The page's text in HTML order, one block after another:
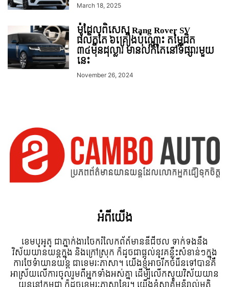
March 18, 2025
ម៉ូដែលពិសេស Rang Rover SV
ផលិតតែ ៦គ្រឿងប៉ុណ្ណោះ តម្លៃជិត
៣៤មុឺនដុល្លារ មានលក់តែនៅទីផ្សារមួយ
នេះ
November 26, 2024
អំពី​យើង
ខេមបូអូតូ ជាភ្នាក់ងារចែករំលែកព័ត៍មានឌីជីថល ទាក់ទងនឹង
វិស័យយានយន្តក្នុង និងក្រៅស្រុក ក៏ដូចជាផ្តល់នូវគន្លឹះសំខាន់ៗក្នុង
ការថែទំាយានយន្ត ជាខេមរៈភាសា។ យើងខ្ញុំអាចរីកចំរើនទៅបានគឺ
អាស្រ័យលើការចូលរួមពីអ្នកទាំងអស់គ្នា ដើម្បីលើកស្ទួយវិស័យយាន